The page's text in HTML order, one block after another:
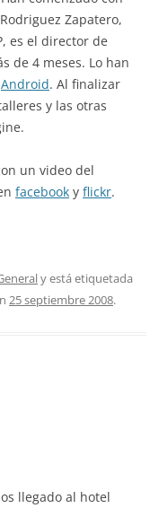
Zapatero,
es el director de
de 4 meses. Lo han
Android. Al finalizar
y las otras
un video del
facebook y flickr.
y está etiquetada
25 septiembre 2008.
llegado al hotel